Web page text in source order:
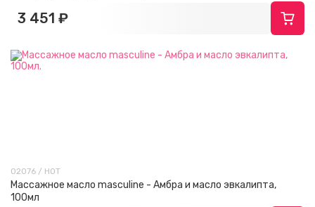
3 451 ₽
02076 / HOT
Массажное масло masculine - Амбра и масло эвкалипта,
100мл